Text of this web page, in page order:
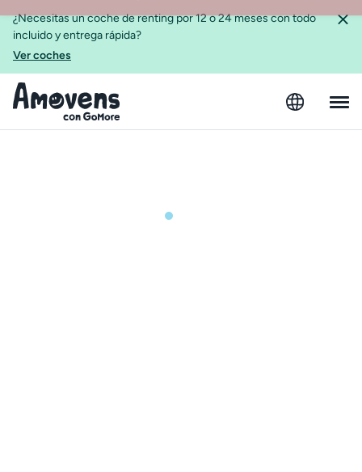
¿Necesitas un coche de renting por 12 o 24 meses con todo
incluido y entrega rápida?
Ver coches